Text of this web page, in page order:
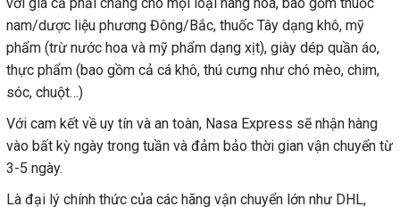
nam/dược liệu phương Đông/Bắc, thuốc Tây dạng khô, mỹ
phẩm (trừ nước hoa và mỹ phẩm dạng xịt), giày dép quần áo,
thực phẩm (bao gồm cả cá khô, thú cưng như chó mèo, chim,
sóc, chuột…)
Với cam kết về uy tín và an toàn, Nasa Express sẽ nhận hàng
vào bất kỳ ngày trong tuần và đảm bảo thời gian vận chuyển từ
3-5 ngày.
Là đại lý chính thức của các hãng vận chuyển lớn như DHL,